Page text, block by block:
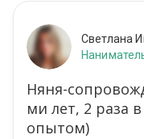
Светлана
Няня-
ми лет, 2 раза
опытом)